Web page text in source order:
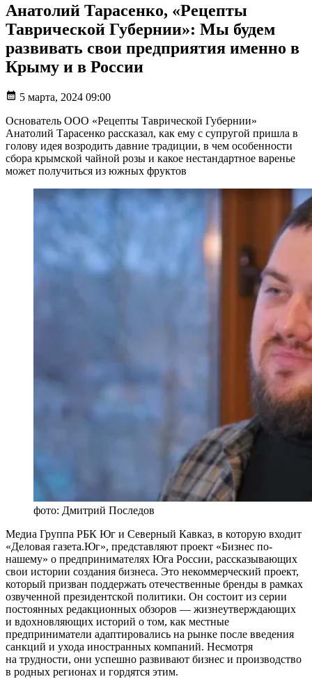
Анатолий Тарасенко, «Рецепты
Таврической Губернии»: Мы будем
развивать свои предприятия именно в
Крыму и в России
5 марта, 2024 09:00
Основатель ООО «Рецепты Таврической Губернии»
Анатолий Тарасенко рассказал, как ему с супругой пришла в
голову идея возродить давние традиции, в чем особенности
сбора крымской чайной розы и какое нестандартное варенье
может получиться из южных фруктов
фото: Дмитрий Последов
Медиа Группа РБК Юг и Северный Кавказ, в которую входит
«Деловая газета.Юг», представляют проект «Бизнес по-
нашему» о предпринимателях Юга России, рассказывающих
свои истории создания бизнеса. Это некоммерческий проект,
который призван поддержать отечественные бренды в рамках
озвученной президентской политики. Он состоит из серии
постоянных редакционных обзоров — жизнеутверждающих
и вдохновляющих историй о том, как местные
предприниматели адаптировались на рынке после введения
санкций и ухода иностранных компаний. Несмотря
на трудности, они успешно развивают бизнес и производство
в родных регионах и гордятся этим.